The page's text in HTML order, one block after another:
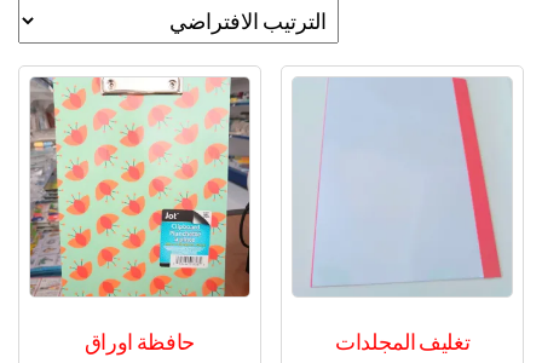
تغليف المجلدات حافظة اوراق